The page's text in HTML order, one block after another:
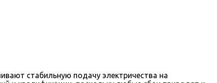
стабильную подачу электричества на